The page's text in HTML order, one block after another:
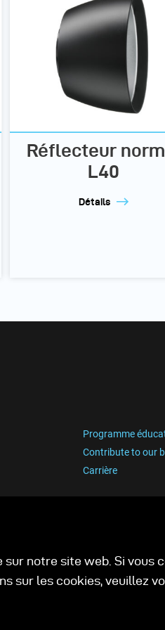
Réflecteur
L40
Détails
Programme
Contribute to our
Carrière
notre site web. Si vous
sur les cookies, veuillez